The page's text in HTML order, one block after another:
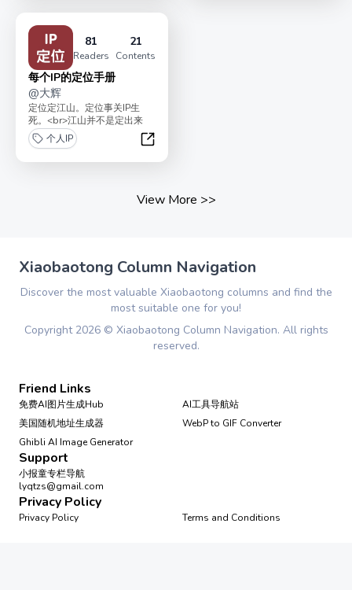
81
Readers
21
Contents
每个IP的定位手册
@大辉
定位定江山。定位事关IP生
死。<br>江山并不是定出来
的，而是打出来的。这个小
册，分享大辉提炼出来的...
个人IP
每个IP的定位手册
View More >>
Xiaobaotong Column Navigation
Discover the most valuable Xiaobaotong columns and find the
most suitable one for you!
Copyright 2026© Xiaobaotong Column Navigation. All rights
reserved.
Friend Links
免费AI图片生成Hub
AI工具导航站
美国随机地址生成器
WebP to GIF Converter
Ghibli AI Image Generator
Support
小报童专栏导航
lyqtzs@gmail.com
Privacy Policy
Privacy Policy Terms and Conditions